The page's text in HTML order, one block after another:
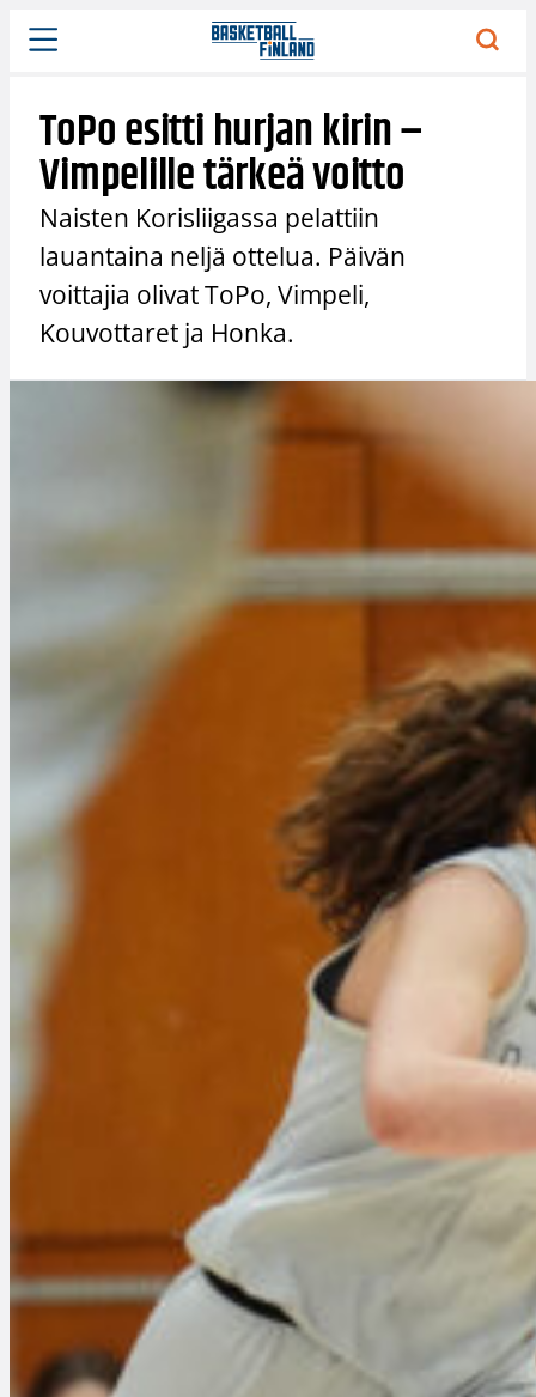
Siirry
sisältöön
ToPo esitti hurjan kirin –
Vimpelille tärkeä voitto
Naisten Korisliigassa pelattiin
lauantaina neljä ottelua. Päivän
voittajia olivat ToPo, Vimpeli,
Kouvottaret ja Honka.